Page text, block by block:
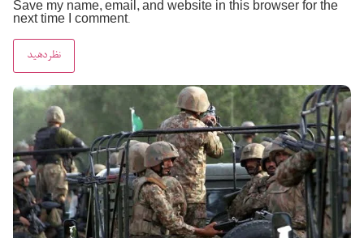
Save my name, email, and website in this browser for the
next time I comment.